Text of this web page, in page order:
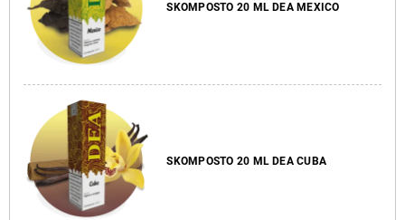
SKOMPOSTO 20 ML DEA MEXICO
SKOMPOSTO 20 ML DEA CUBA